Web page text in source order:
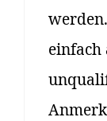
einfach